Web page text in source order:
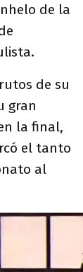
de la
de su
gran
la final,
el tanto
al